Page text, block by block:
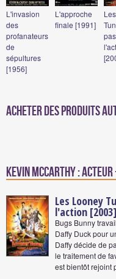
L'invasion
des
profanateurs
de
sépultures
[1956]
L'approche
finale [1991]
Acheter des produits
Kevin McCarthy :
Les Looney
l'action [2003]
Bugs Bunny
Daffy Duck pour
Daffy décide de
le traitement de
est bientôt rejoint